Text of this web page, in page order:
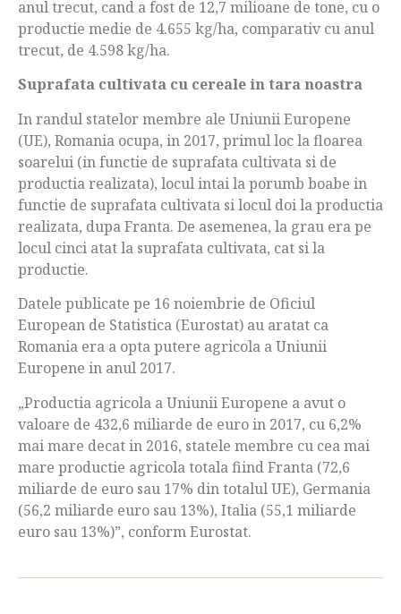
anul trecut, cand a fost de 12,7 milioane de tone, cu o
productie medie de 4.655 kg/ha, comparativ cu anul
trecut, de 4.598 kg/ha.
Suprafata cultivata cu cereale in tara noastra
In randul statelor membre ale Uniunii Europene
(UE), Romania ocupa, in 2017, primul loc la floarea
soarelui (in functie de suprafata cultivata si de
productia realizata), locul intai la porumb boabe in
functie de suprafata cultivata si locul doi la productia
realizata, dupa Franta. De asemenea, la grau era pe
locul cinci atat la suprafata cultivata, cat si la
productie.
Datele publicate pe 16 noiembrie de Oficiul
European de Statistica (Eurostat) au aratat ca
Romania era a opta putere agricola a Uniunii
Europene in anul 2017.
„Productia agricola a Uniunii Europene a avut o
valoare de 432,6 miliarde de euro in 2017, cu 6,2%
mai mare decat in 2016, statele membre cu cea mai
mare productie agricola totala fiind Franta (72,6
miliarde de euro sau 17% din totalul UE), Germania
(56,2 miliarde euro sau 13%), Italia (55,1 miliarde
euro sau 13%)”, conform Eurostat.